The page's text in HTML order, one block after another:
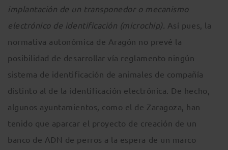
implantación de un transponedor o mecanismo
electrónico de identificación (microchip). Así pues, la
normativa autonómica de Aragón no prevé la
posibilidad de desarrollar vía reglamento ningún
sistema de identificación de animales de compañía
distinto al de la identificación electrónica. De hecho,
algunos ayuntamientos, como el de Zaragoza, han
tenido que aparcar el proyecto de creación de un
banco de ADN de perros a la espera de un marco